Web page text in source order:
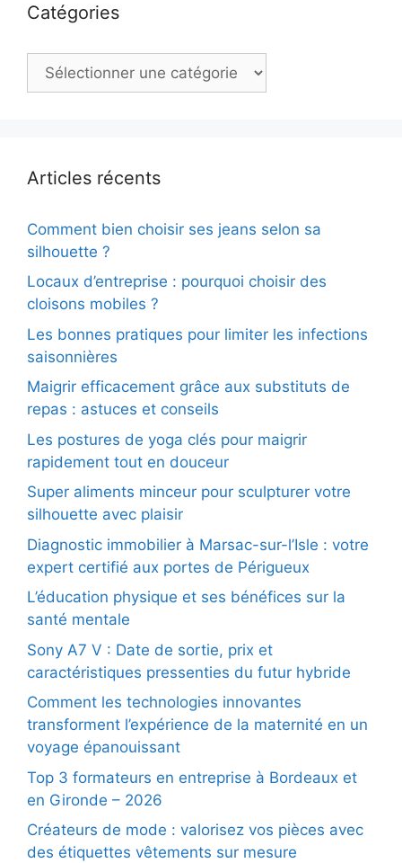
Catégories
Catégories
Articles récents
Comment bien choisir ses jeans selon sa
silhouette ?
Locaux d’entreprise : pourquoi choisir des
cloisons mobiles ?
Les bonnes pratiques pour limiter les infections
saisonnières
Maigrir efficacement grâce aux substituts de
repas : astuces et conseils
Les postures de yoga clés pour maigrir
rapidement tout en douceur
Super aliments minceur pour sculpturer votre
silhouette avec plaisir
Diagnostic immobilier à Marsac-sur-l’Isle : votre
expert certifié aux portes de Périgueux
L’éducation physique et ses bénéfices sur la
santé mentale
Sony A7 V : Date de sortie, prix et
caractéristiques pressenties du futur hybride
Comment les technologies innovantes
transforment l’expérience de la maternité en un
voyage épanouissant
Top 3 formateurs en entreprise à Bordeaux et
en Gironde – 2026
Créateurs de mode : valorisez vos pièces avec
des étiquettes vêtements sur mesure